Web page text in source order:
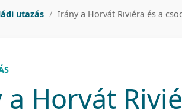
utazás / Irány a Horvát Riviéra és a
Horvát